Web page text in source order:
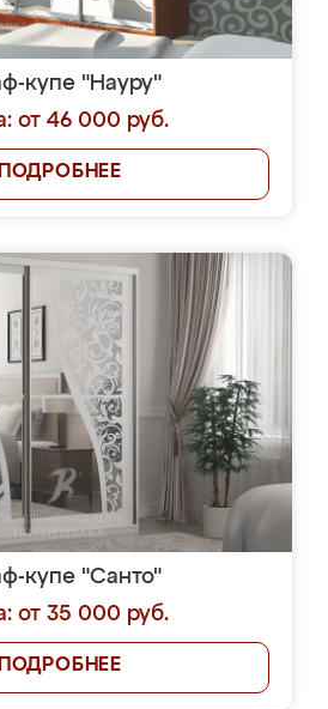
купе "Науру"
от 46 000 руб.
ПОДРОБНЕЕ
купе "Санто"
от 35 000 руб.
ПОДРОБНЕЕ